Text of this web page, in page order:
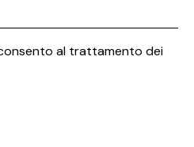
al trattamento dei